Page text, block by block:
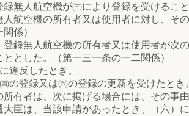
航空機が㈢により登録を受けること
航空機の所有者又は使用者に対し、そ
係）
人航空機の所有者又は使用者が次の
とした。（第一三一条の一二関係）
反したとき。
録又は㈥の登録の更新を受けたとき
は、次に掲げる場合には、その事由
臣は、当該申請があったとき、（六）